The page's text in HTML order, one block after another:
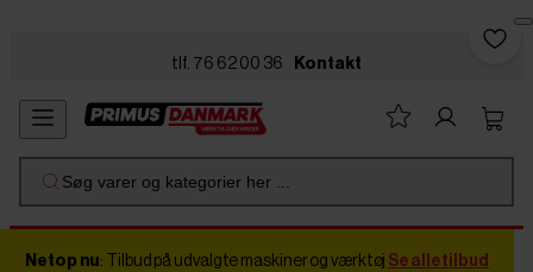
tlf. 76 62 00 36 Kontakt
Søg varer og kategorier her ...
Netop nu: Tilbud på udvalgte maskiner og værktøj Se alle tilbud